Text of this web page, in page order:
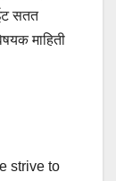
सतत
माहिती
strive to